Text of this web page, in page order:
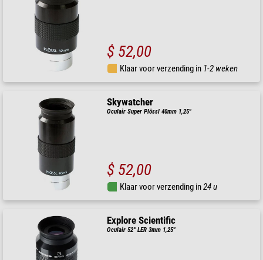
$ 52,00
Klaar voor verzending in 1-2 weken
Skywatcher
Oculair Super Plössl 40mm 1,25"
$ 52,00
Klaar voor verzending in24 u
Explore Scientific
Oculair 52° LER 3mm 1,25"